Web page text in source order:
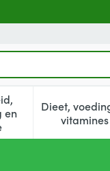
ensubmenu voor
Dieet,
vitamines